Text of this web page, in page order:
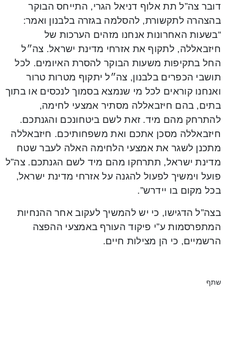
דובר צה”ל תת אלוף דניאל הגרי, התייחס הבוקר
בהצהרה לתקשורת, להסלמה בגזרה בלבנון ואמר:
“בשעות האחרונות אנחנו מזהים הערכות של
חיזבאללה, לתקוף את אזרחי מדינת ישראל. צה״ל
החל בתקיפות משעות הבוקר להסרת האיומים. לכל
תושבי הכפרים בלבנון, צה״ל יתקוף מטרות טרור
ואנחנו קוראים לכל מי שנמצא בסמוך לנכסים או בתוך
בתים, בהם חיזבאללה מסתיר אמצעי לחימה,
להתרחק מהם מיד. זאת לשם ביטחונכם והגנתכם.
חיזבאללה מסכן אתכם ואת משפחותיכם. חיזבאללה
מתכנן לשגר את אמצעי הלחימה האלה לעבר שטח
מדינת ישראל, תתרחקו מהם מיד לשם הגנתכם. צה”ל
פועל וימשיך לפעול להגנה על אזרחי מדינת ישראל,
בכל מקום בו יידרש”.
בצה”ל הדגישו, כי יש להמשיך לעקוב אחר ההנחיות
המתפרסמות ע”י פיקוד העורף באמצעי ההפצה
הרשמיים, כי הן מצילות חיים.
שתף